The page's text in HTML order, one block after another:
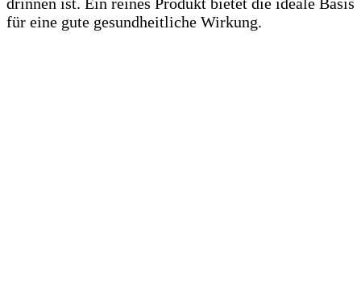
für eine gute gesundheitliche Wirkung.